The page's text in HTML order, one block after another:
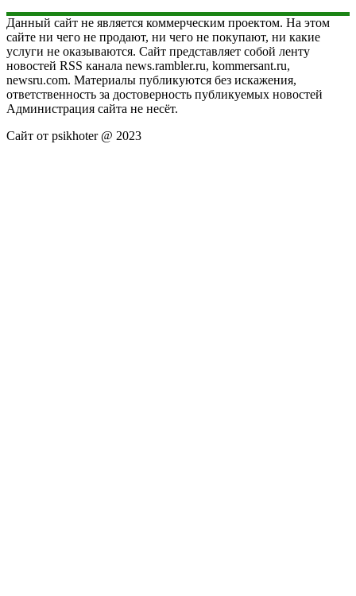
Данный сайт не является коммерческим проектом. На этом
сайте ни чего не продают, ни чего не покупают, ни какие
услуги не оказываются. Сайт представляет собой ленту
новостей RSS канала news.rambler.ru, kommersant.ru,
newsru.com. Материалы публикуются без искажения,
ответственность за достоверность публикуемых новостей
Администрация сайта не несёт.
Сайт от psikhoter @ 2023